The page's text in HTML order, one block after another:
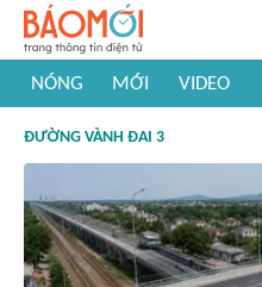
NÓNG MỚI VIDEO
#Khám phá Việt Nam
ĐƯỜNG VÀNH ĐAI 3